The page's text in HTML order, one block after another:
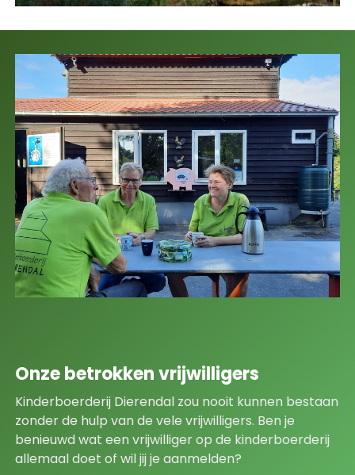
Onze betrokken vrijwilligers
Kinderboerderij Dierendal zou nooit kunnen bestaan
zonder de hulp van de vele vrijwilligers. Ben je
benieuwd wat een vrijwilliger op de kinderboerderij
allemaal doet of wil jij je aanmelden?